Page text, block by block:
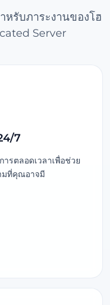
หรับภาระงานของโฮ
Server
7
รตลอดเวลาเพื่อช่วย
มที่คุณอาจมี